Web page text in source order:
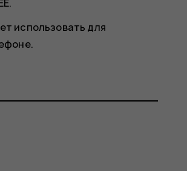
использовать для